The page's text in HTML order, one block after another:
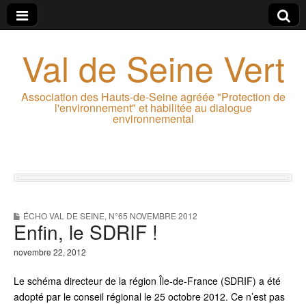
Val de Seine Vert
Association des Hauts-de-Seine agréée "Protection de
l'environnement" et habilitée au dialogue
environnemental
ÉCHO VAL DE SEINE, N°65 NOVEMBRE 2012
Enfin, le SDRIF !
novembre 22, 2012
Le schéma directeur de la région Île-de-France (SDRIF) a été
adopté par le conseil régional le 25 octobre 2012. Ce n’est pas